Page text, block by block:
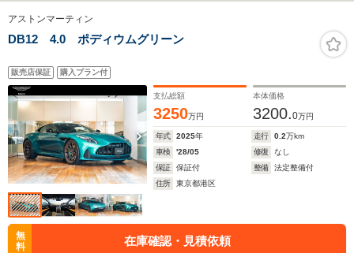
アストンマーティン
DB12 4.0 ポディウムグリーン
販売店保証 購入プラン付
支払総額
3250万円
本体価格
3200.0万円
年式 2025年 走行 0.2万km
車検
'28/05 修復
なし
保証
保証付 整備
法定整備付
住所
東京都港区
無
料
在庫確認・見積依頼